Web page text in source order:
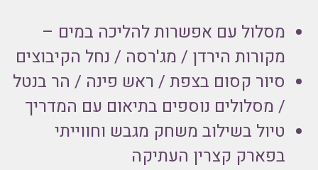
מסלול עם אפשרות להליכה במים –
מקורות הירדן / מג'רסה / נחל הקיבוצים
סיור קסום בצפת / ראש פינה / הר בנטל
/ מסלולים נוספים בתיאום עם המדריך
טיול בשילוב משחק מגבש וחווייתי
בפארק קצרין העתיקה